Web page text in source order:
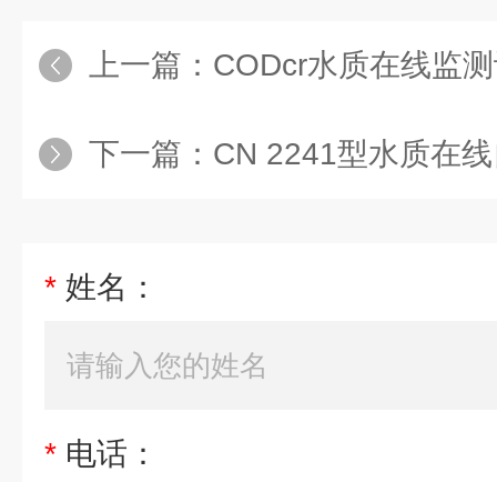
上一篇： CODcr水质在线监
下一篇： CN 2241型水质在
* 姓名：
* 电话：